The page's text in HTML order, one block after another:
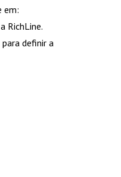
em:
RichLine.
definir a